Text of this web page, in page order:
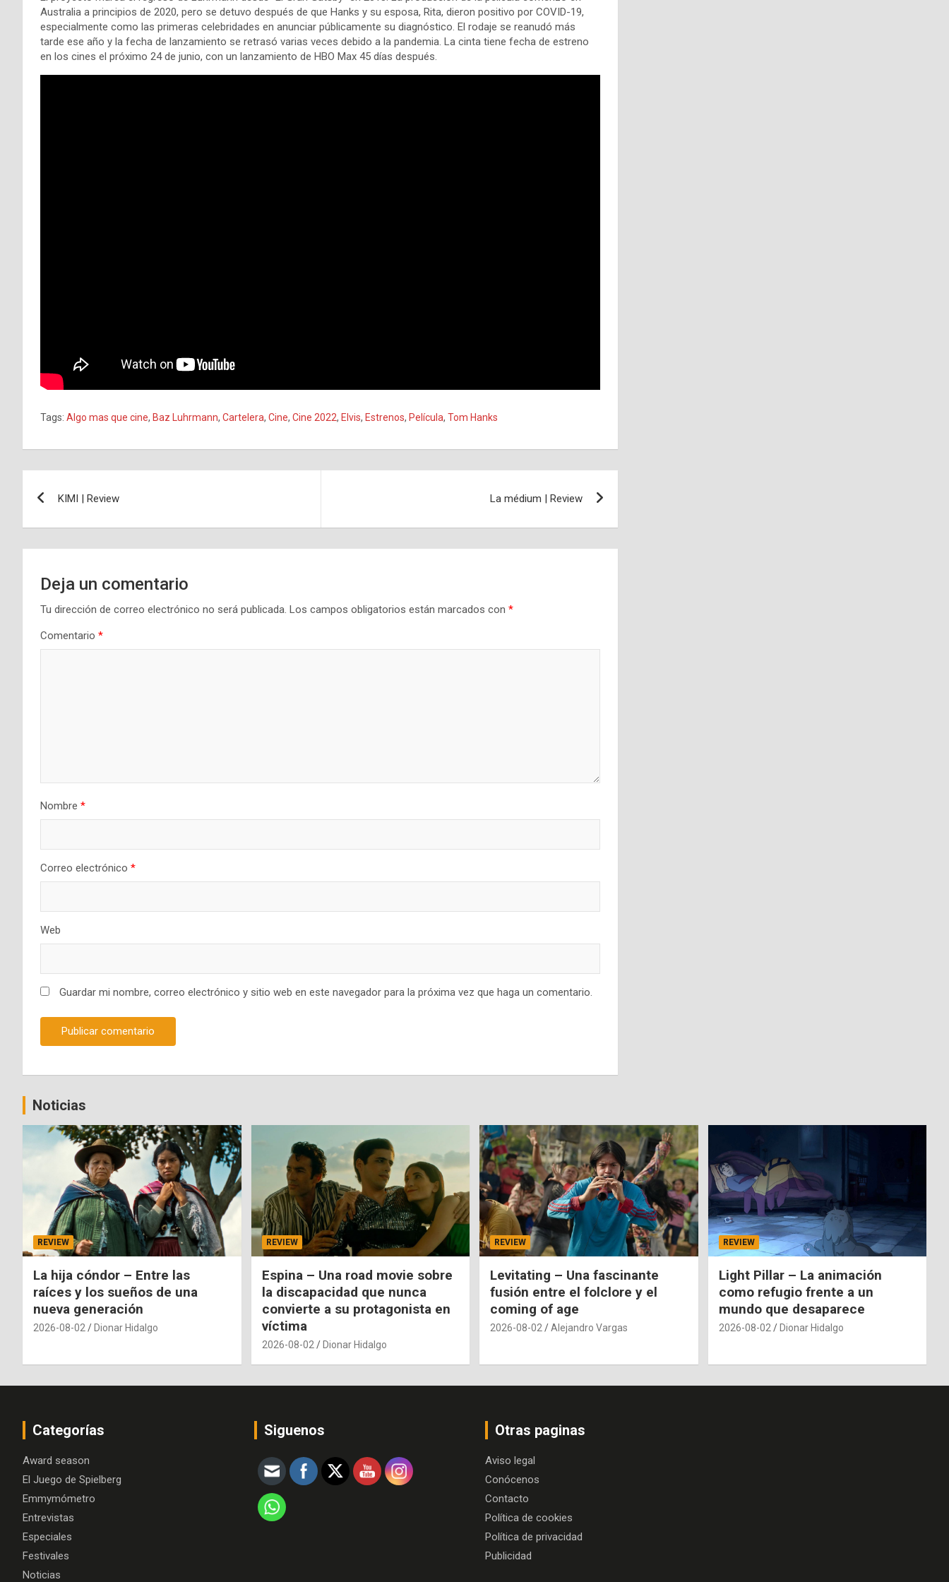
Australia a principios de 2020, pero se detuvo después de que Hanks y su esposa, Rita, dieron positivo por COVID-19,
especialmente como las primeras celebridades en anunciar públicamente su diagnóstico. El rodaje se reanudó más
tarde ese año y la fecha de lanzamiento se retrasó varias veces debido a la pandemia. La cinta tiene fecha de estreno
en los cines el próximo 24 de junio, con un lanzamiento de HBO Max 45 días después.
Tags: Algo mas que cine, Baz Luhrmann, Cartelera, Cine, Cine 2022, Elvis, Estrenos, Película, Tom Hanks
entradas
KIMI | Review La médium | Review
Deja un comentario
Tu dirección de correo electrónico no será publicada. Los campos obligatorios están marcados con *
Comentario *
Nombre *
Correo electrónico *
Web
Guardar mi nombre, correo electrónico y sitio web en este navegador para la próxima vez que haga un comentario.
Noticias
REVIEW
La hija cóndor – Entre las
raíces y los sueños de una
nueva generación
2026-08-02 Dionar Hidalgo
REVIEW
Espina – Una road movie sobre
la discapacidad que nunca
convierte a su protagonista en
víctima
2026-08-02 Dionar Hidalgo
REVIEW
Levitating – Una fascinante
fusión entre el folclore y el
coming of age
2026-08-02 Alejandro Vargas
REVIEW
Light Pillar – La animación
como refugio frente a un
mundo que desaparece
2026-08-02 Dionar Hidalgo
Categorías
Award season
El Juego de Spielberg
Emmymómetro
Entrevistas
Especiales
Festivales
Noticias
Siguenos Otras paginas
Aviso legal
Conócenos
Contacto
Política de cookies
Política de privacidad
Publicidad